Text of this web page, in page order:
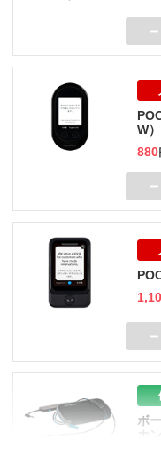
－
W）
880
－
－
ボ